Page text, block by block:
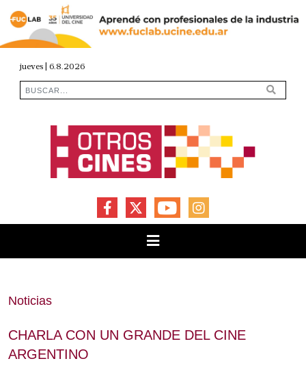
jueves | 6.8.2026
FACEBOOKYOUTUBEINSTAGRAM
Noticias
CHARLA CON UN GRANDE DEL CINE
ARGENTINO